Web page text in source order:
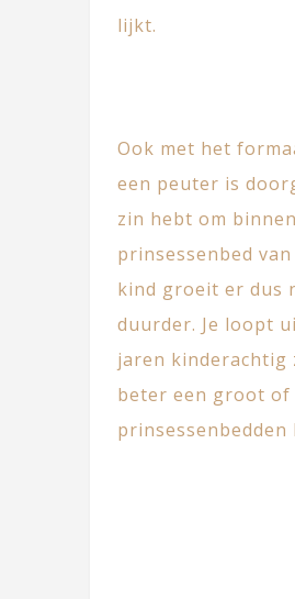
lijkt.
Ook met het
een peuter is
zin hebt om
prinsessenbed
kind groeit er dus
duurder. Je loopt
jaren kinderachtig
beter een groot of